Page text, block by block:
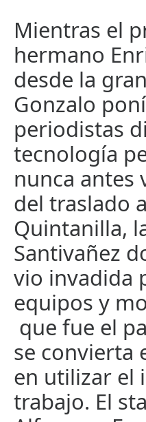
Mientras el
hermano
desde la
Gonzalo
periodistas
tecnología
nunca antes
del traslado
Quintanilla,
Santivañez
vio invadida
equipos y
que fue el
se convierta
en utilizar el
trabajo. El